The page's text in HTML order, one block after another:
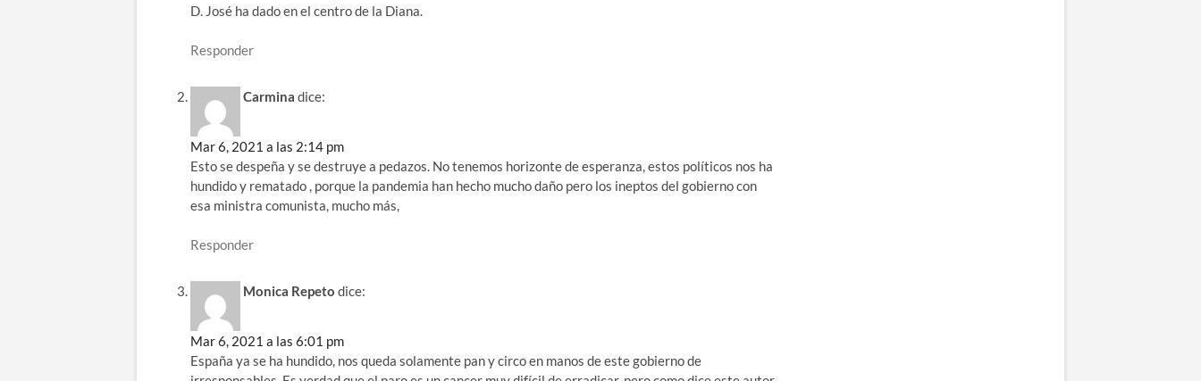
D. José ha dado en el centro de la Diana.
Responder
Carmina dice:
Mar 6, 2021 a las 2:14 pm
Esto se despeña y se destruye a pedazos. No tenemos horizonte de esperanza, estos políticos nos ha
hundido y rematado , porque la pandemia han hecho mucho daño pero los ineptos del gobierno con
esa ministra comunista, mucho más,
Responder
Monica Repeto dice:
Mar 6, 2021 a las 6:01 pm
España ya se ha hundido, nos queda solamente pan y circo en manos de este gobierno de